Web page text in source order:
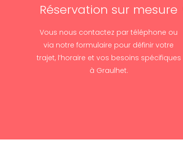
Réservation sur mesure
Vous nous contactez par téléphone ou
via notre formulaire pour définir votre
trajet, l’horaire et vos besoins spécifiques
à Graulhet.